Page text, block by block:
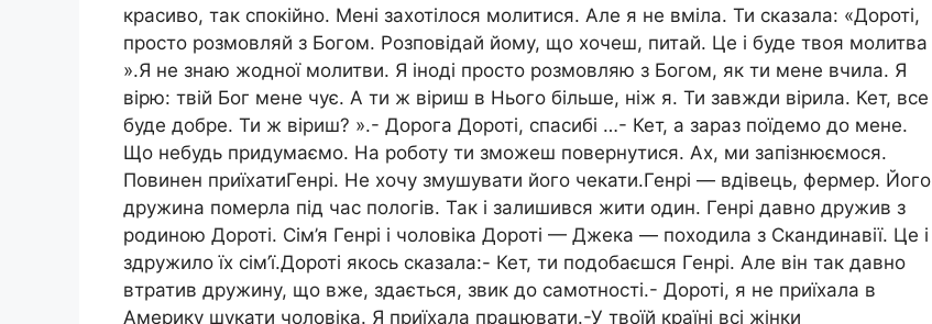
красиво, так спокійно. Мені захотілося молитися. Але я не вміла. Ти сказала: «Дороті,
просто розмовляй з Богом. Розповідай йому, що хочеш, питай. Це і буде твоя молитва
».Я не знаю жодної молитви. Я іноді просто розмовляю з Богом, як ти мене вчила. Я
вірю: твій Бог мене чує. А ти ж віриш в Нього більше, ніж я. Ти завжди вірила. Кет, все
буде добре. Ти ж віриш? ».- Дорога Дороті, спасибі …- Кет, a зараз поїдемо до мене.
Що небудь придумаємо. На роботу ти зможеш повернутися. Ах, ми запізнюємося.
Повинен приїхатиГенрі. Не хочу змушувати його чекати.Генрі — вдівець, фермер. Його
дружина померла під час пологів. Так і залишився жити один. Генрі давно дружив з
родиною Дороті. Сім’я Генрі і чоловіка Дороті — Джека — походила з Скандинавії. Це і
здружило їх сім’ї.Дороті якось сказала:- Кет, ти подобаєшся Генрі. Але він так давно
втратив дружину, що вже, здається, звик до самотності.- Дороті, я не приїхала в
Америку шукати чоловіка. Я приїхала працювати.-У твоїй країні всі жінки